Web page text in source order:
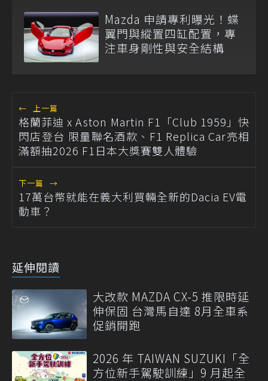
Mazda 申請專利曝光！蝶
翼門與縱置四缸配置，專
注車身剛性與安全結構
← 上一篇
格蘭菲迪 x Aston Martin F1「Club 1959」快
閃店登台 限量聯名酒款、F1 Replica Car亮相
滿額抽2026 F1日本大獎賽雙人體驗
下一篇 →
17萬台幣就能在義大利買輛全新的Dacia EV電
動車？
延伸閱讀
大改款 MAZDA CX-5 推限時延
伸保固 台灣馬自達 8月全車系
促銷開跑
2026 年 TAIWAN SUZUKI「全
方位新手駕駛訓練」9 月起全